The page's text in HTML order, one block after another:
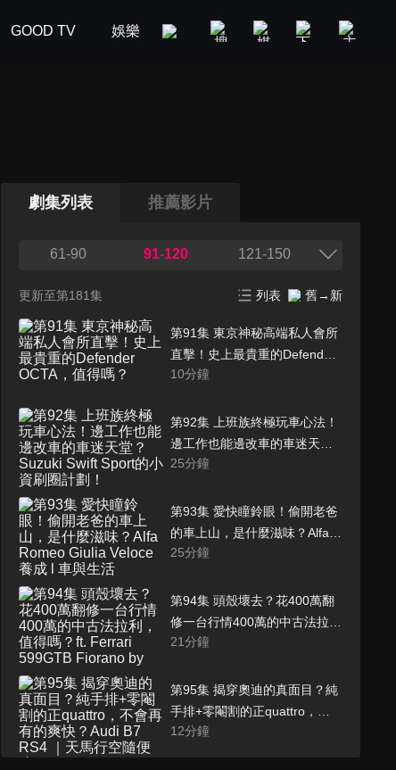
GOOD TV 娛樂 美食旅遊 新聞政論
劇集列表 推薦影片
61-90 91-120 121-150
更新至第181集 列表 舊→新
第91集 東京神秘高端私人會所
直擊！史上最貴重的Defender
OCTA，值得嗎？
10分鐘
第92集 上班族終極玩車心法！
邊工作也能邊改車的車迷天
堂？Suzuki Swift Sport的小資
25分鐘
第93集 愛快瞳鈴眼！偷開老爸
的車上山，是什麼滋味？Alfa
Romeo Giulia Veloce養成 l 車
25分鐘
第94集 頭殼壞去？花400萬翻
修一台行情400萬的中古法拉
利，值得嗎？ft. Ferrari
Premium l Car Guys Special
21分鐘
第95集 揭穿奧迪的真面目？純
手排+零閹割的正quattro，不
會再有的爽快？Audi B7 RS4
12分鐘